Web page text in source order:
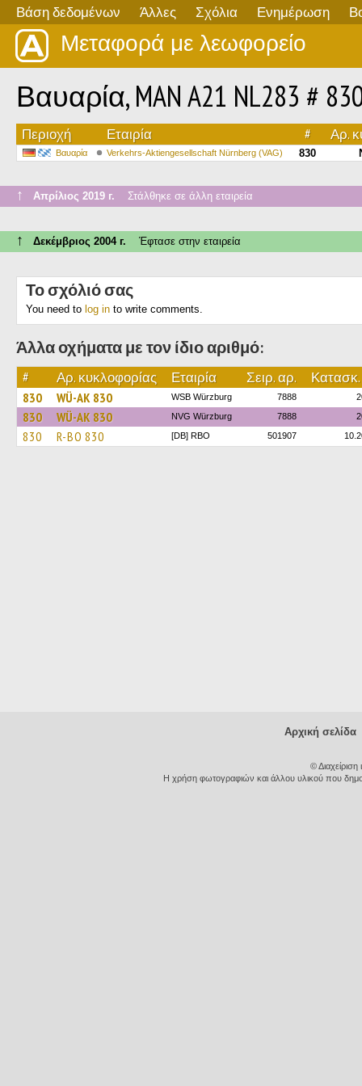
Βάση δεδομένων Άλλες Σχόλια Ενημέρωση
Μεταφορά με λεωφορείο
Βαυαρία, MAN A21 NL283 #
Περιοχή Εταιρία # Αρ.
Βαυαρία Verkehrs-Aktiengesellschaft Nürnberg (VAG) 830
↑ Απρίλιος 2019 г. Στάλθηκε σε άλλη εταιρεία
↑ Δεκέμβριος 2004 г. Έφτασε στην εταιρεία
Το σχόλιό σας
You need to log in to write comments.
Άλλα οχήματα με τον ίδιο αριθμό:
# Αρ. κυκλοφορίας Εταιρία Σειρ. αρ. Κατασκ.
830 WÜ-AK 830 WSB Würzburg 7888
830 WÜ-AK 830 NVG Würzburg 7888
830 R-BO 830 [DB] RBO 501907
Αρχική σελίδα
©
Η χρήση φωτογραφιών και άλλου υλικού που